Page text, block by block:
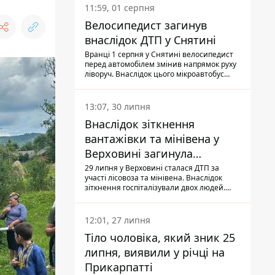
11:59, 01 серпня
Велосипедист загинув
внаслідок ДТП у Снятині
Вранці 1 серпня у Снятині велосипедист
перед автомобілем змінив напрямок руху
ліворуч. Внаслідок цього мікроавтобус
13:07, 30 липня
Внаслідок зіткнення
вантажівки та мінівена у
Верховині загинула
пасажирка, водійка - у
лікарні
29 липня у Верховині сталася ДТП за
участі лісовоза та мінівена. Внаслідок
зіткнення госпіталізували двох людей.
Також травми отримала водійка
автомобіля.
12:01, 27 липня
Тіло чоловіка, який зник 25
липня, виявили у річці на
Прикарпатті